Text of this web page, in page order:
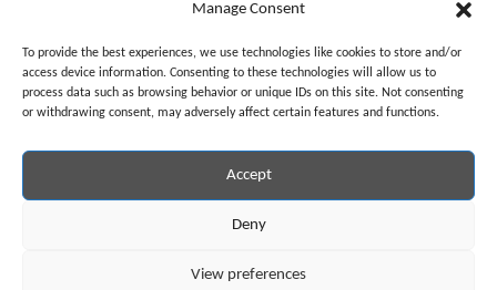
Manage Consent
To provide the best experiences, we use technologies like cookies to store and/or
access device information. Consenting to these technologies will allow us to
process data such as browsing behavior or unique IDs on this site. Not consenting
or withdrawing consent, may adversely affect certain features and functions.
Accept
Deny
View preferences
Подписка на email рассылку:
Продолжая, вы соглашаетесь с нашей политикой
Copyright © 2024 All Rights Reserved by